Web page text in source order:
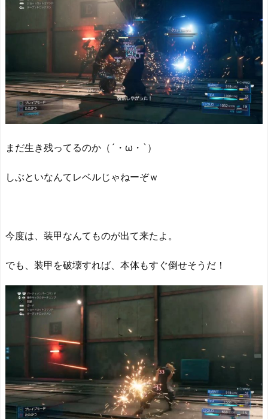
まだ生き残ってるのか（´・ω・`）
しぶといなんてレベルじゃねーぞｗ
今度は、装甲なんてものが出て来たよ。
でも、装甲を破壊すれば、本体もすぐ倒せそうだ！